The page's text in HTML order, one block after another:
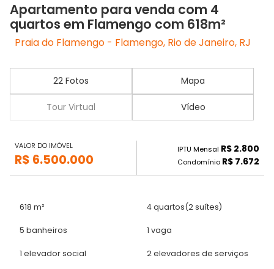
Apartamento para venda com 4
quartos em Flamengo com 618m²
Praia do Flamengo - Flamengo, Rio de Janeiro, RJ
22 Fotos Mapa
Tour Virtual Vídeo
VALOR DO IMÓVEL
R$ 6.500.000
IPTU Mensal R$ 2.800
Condomínio R$ 7.672
618 m² 4 quartos(2 suítes)
5 banheiros 1 vaga
1 elevador social 2 elevadores de serviços